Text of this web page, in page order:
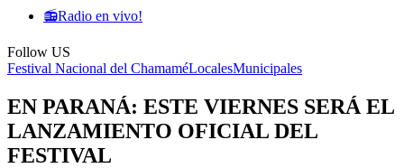
📻Radio en vivo!
Follow US
Festival Nacional del ChamaméLocalesMunicipales
EN PARANÁ: ESTE VIERNES SERÁ EL
LANZAMIENTO OFICIAL DEL
FESTIVAL